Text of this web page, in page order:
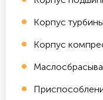
Корпус турбины
Корпус